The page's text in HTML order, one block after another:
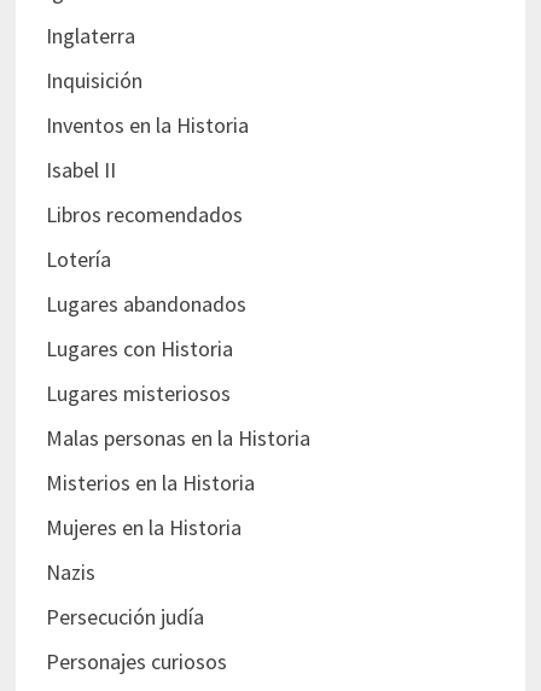
Inglaterra
Inquisición
Inventos en la Historia
Isabel II
Libros recomendados
Lotería
Lugares abandonados
Lugares con Historia
Lugares misteriosos
Malas personas en la Historia
Misterios en la Historia
Mujeres en la Historia
Nazis
Persecución judía
Personajes curiosos